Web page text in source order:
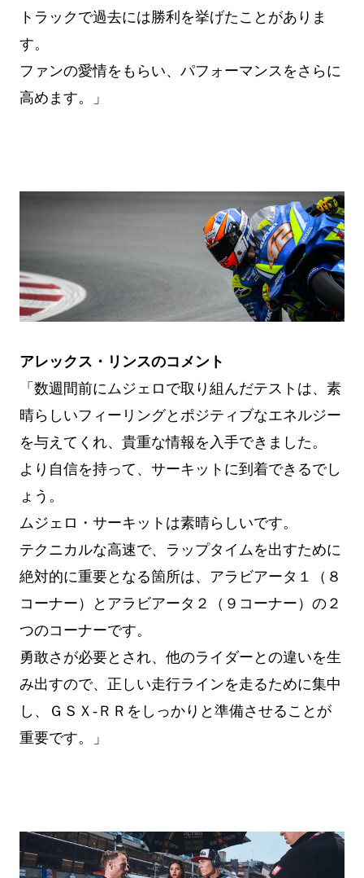
トラックで過去には勝利を挙げたことがありま
す。
ファンの愛情をもらい、パフォーマンスをさらに
高めます。」
アレックス・リンスのコメント
「数週間前にムジェロで取り組んだテストは、素
晴らしいフィーリングとポジティブなエネルジー
を与えてくれ、貴重な情報を入手できました。
より自信を持って、サーキットに到着できるでし
ょう。
ムジェロ・サーキットは素晴らしいです。
テクニカルな高速で、ラップタイムを出すために
絶対的に重要となる箇所は、アラビアータ１（８
コーナー）とアラビアータ２（９コーナー）の２
つのコーナーです。
勇敢さが必要とされ、他のライダーとの違いを生
み出すので、正しい走行ラインを走るために集中
し、ＧＳＸ-ＲＲをしっかりと準備させることが
重要です。」